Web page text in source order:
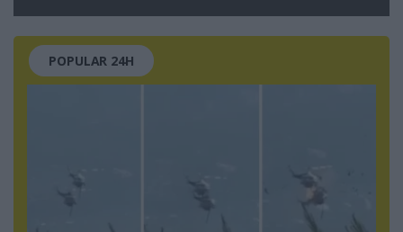
POPULAR 24H